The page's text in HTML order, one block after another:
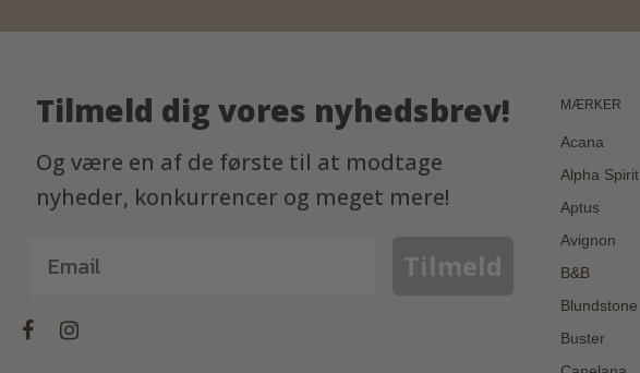
Tilmeld dig vores nyhedsbrev!
Og være en af de første til at modtage
nyheder, konkurrencer og meget mere!
Tilmeld
MÆRKER
Acana
Alpha Spirit
Aptus
Avignon
B&B
Blundstone
Buster